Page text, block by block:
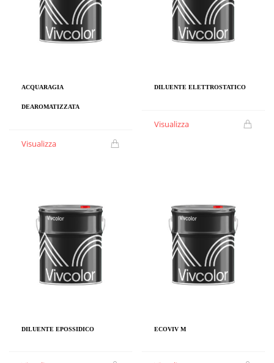
ACQUARAGIA
DEAROMATIZZATA
Visualizza
DILUENTE ELETTROSTATICO
Visualizza
DILUENTE EPOSSIDICO ECOVIV M